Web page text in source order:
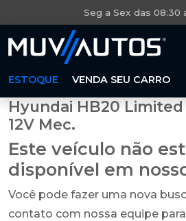
Seg a Sex das 08:30
ESTOQUE VENDA SEU CARRO
Hyundai HB20 Limited
12V Mec.
Este veículo não
disponível em
Você pode fazer uma nova
contato com nossa equipe